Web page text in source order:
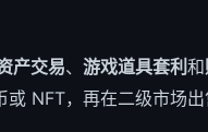
产交易、 游戏道具套利 和
NFT，再在二级市场出